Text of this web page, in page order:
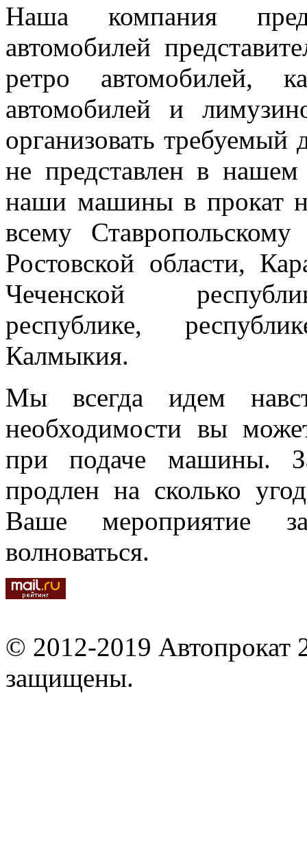
Наша компания
автомобилей
ретро автомобилей,
автомобилей и
организовать требуемый
не представлен в
наши машины в прокат
всему
Ростовской области,
Чеченской
республике,
Калмыкия.
Мы всегда идем
необходимости вы
при подаче машины.
продлен на сколько
Ваше мероприятие
волноваться.
© 2012-2019 Автопрокат
защищены.